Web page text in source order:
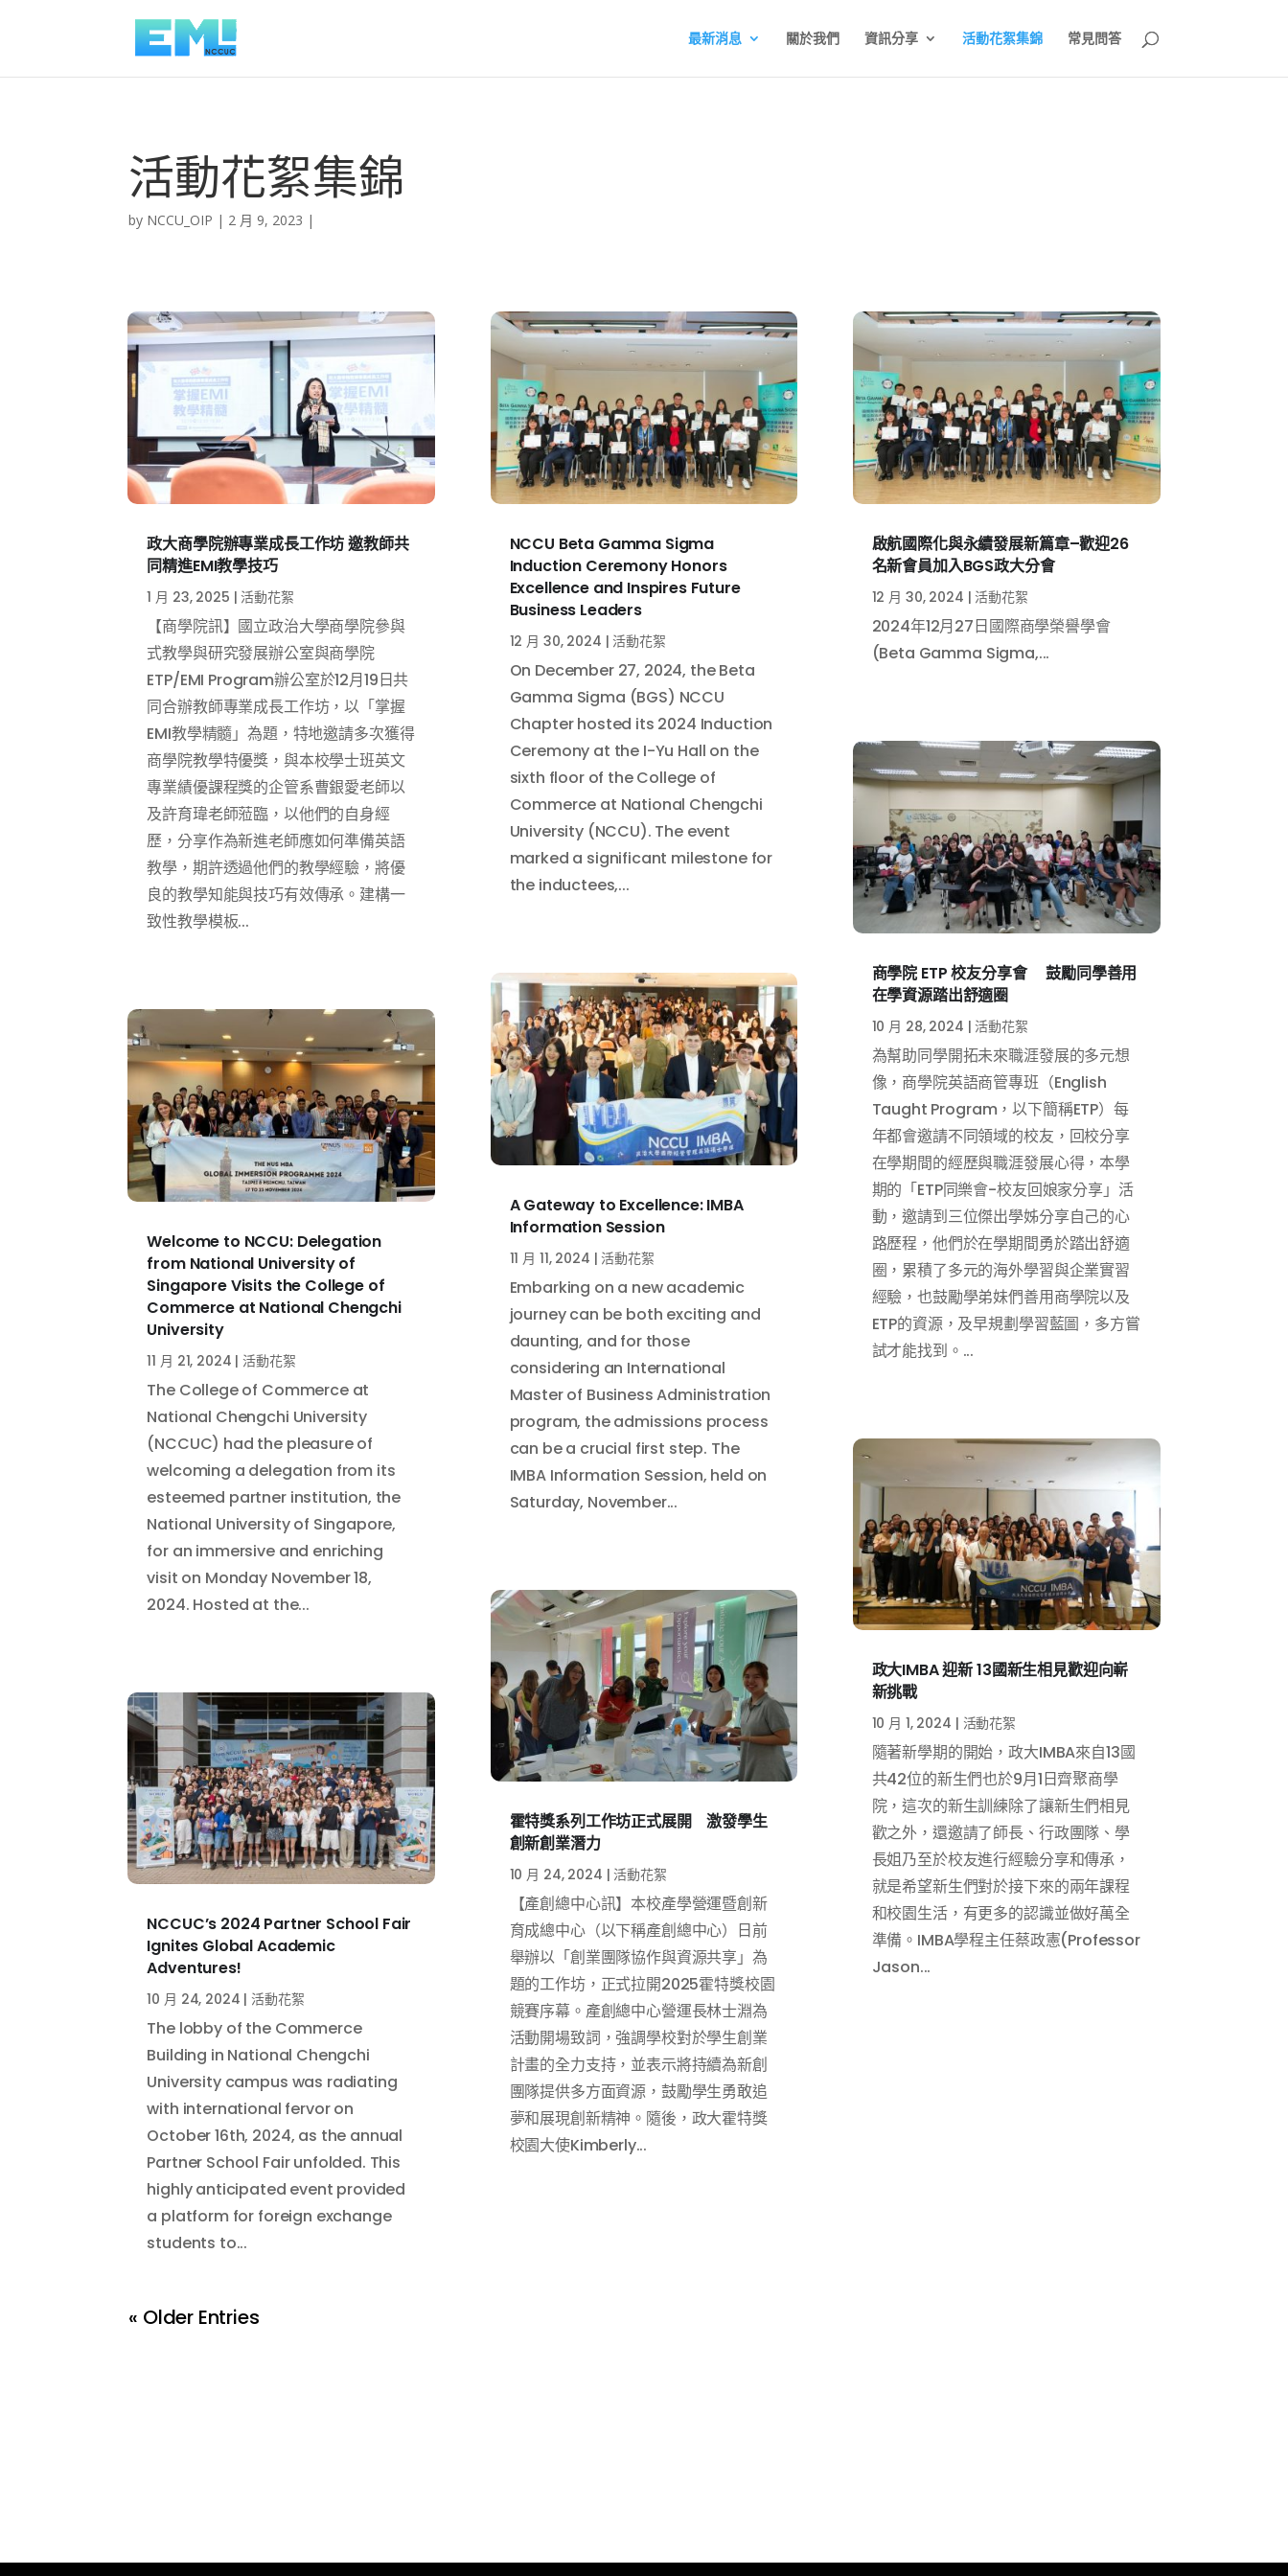
最新消息 關於我們 資訊分享 活動花絮集錦 常見問答
活動花絮集錦
by NCCU_OIP 2 月 9, 2023
政大商學院辦專業成長工作坊 邀教師共
同精進EMI教學技巧
1 月 23, 2025 |活動花絮
【商學院訊】國立政治大學商學院參與
式教學與研究發展辦公室與商學院
ETP/EMI Program辦公室於12月19日共
同合辦教師專業成長工作坊，以「掌握
EMI教學精髓」為題，特地邀請多次獲得
商學院教學特優獎，與本校學士班英文
專業績優課程獎的企管系曹銀愛老師以
及許育瑋老師蒞臨，以他們的自身經
歷，分享作為新進老師應如何準備英語
教學，期許透過他們的教學經驗，將優
良的教學知能與技巧有效傳承。建構一
致性教學模板...
Welcome to NCCU: Delegation
from National University of
Singapore Visits the College of
Commerce at National Chengchi
University
11 月 21, 2024 |活動花絮
The College of Commerce at
National Chengchi University
(NCCUC) had the pleasure of
welcoming a delegation from its
esteemed partner institution, the
National University of Singapore,
for an immersive and enriching
visit on Monday November 18,
2024. Hosted at the...
NCCUC’s 2024 Partner School Fair
Ignites Global Academic
Adventures!
10 月 24, 2024 |活動花絮
The lobby of the Commerce
Building in National Chengchi
University campus was radiating
with international fervor on
October 16th, 2024, as the annual
Partner School Fair unfolded. This
highly anticipated event provided
a platform for foreign exchange
students to...
NCCU Beta Gamma Sigma
Induction Ceremony Honors
Excellence and Inspires Future
Business Leaders
12 月 30, 2024 |活動花絮
On December 27, 2024, the Beta
Gamma Sigma (BGS) NCCU
Chapter hosted its 2024 Induction
Ceremony at the I-Yu Hall on the
sixth floor of the College of
Commerce at National Chengchi
University (NCCU). The event
marked a significant milestone for
the inductees,...
A Gateway to Excellence: IMBA
Information Session
11 月 11, 2024 |活動花絮
Embarking on a new academic
journey can be both exciting and
daunting, and for those
considering an International
Master of Business Administration
program, the admissions process
can be a crucial first step. The
IMBA Information Session, held on
Saturday, November...
霍特獎系列工作坊正式展開 激發學生
創新創業潛力
10 月 24, 2024 |活動花絮
【產創總中心訊】本校產學營運暨創新
育成總中心（以下稱產創總中心）日前
舉辦以「創業團隊協作與資源共享」為
題的工作坊，正式拉開2025霍特獎校園
競賽序幕。產創總中心營運長林士淵為
活動開場致詞，強調學校對於學生創業
計畫的全力支持，並表示將持續為新創
團隊提供多方面資源，鼓勵學生勇敢追
夢和展現創新精神。隨後，政大霍特獎
校園大使Kimberly...
啟航國際化與永續發展新篇章–歡迎26
名新會員加入BGS政大分會
12 月 30, 2024 |活動花絮
2024年12月27日國際商學榮譽學會
(Beta Gamma Sigma,...
商學院 ETP 校友分享會 鼓勵同學善用
在學資源踏出舒適圈
10 月 28, 2024 |活動花絮
為幫助同學開拓未來職涯發展的多元想
像，商學院英語商管專班（English
Taught Program，以下簡稱ETP）每
年都會邀請不同領域的校友，回校分享
在學期間的經歷與職涯發展心得，本學
期的「ETP同樂會-校友回娘家分享」活
動，邀請到三位傑出學姊分享自己的心
路歷程，他們於在學期間勇於踏出舒適
圈，累積了多元的海外學習與企業實習
經驗，也鼓勵學弟妹們善用商學院以及
ETP的資源，及早規劃學習藍圖，多方嘗
試才能找到。...
政大IMBA 迎新 13國新生相見歡迎向嶄
新挑戰
10 月 1, 2024 | 活動花絮
隨著新學期的開始，政大IMBA來自13國
共42位的新生們也於9月1日齊聚商學
院，這次的新生訓練除了讓新生們相見
歡之外，還邀請了師長、行政團隊、學
長姐乃至於校友進行經驗分享和傳承，
就是希望新生們對於接下來的兩年課程
和校園生活，有更多的認識並做好萬全
準備。IMBA學程主任蔡政憲(Professor
Jason...
« Older Entries